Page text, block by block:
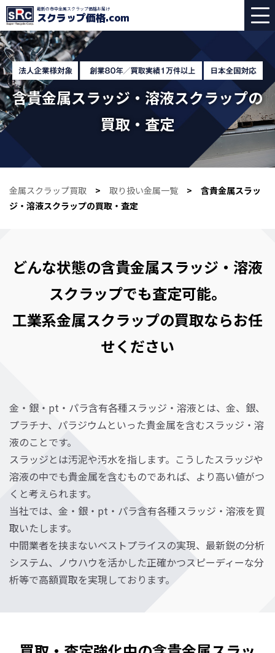
最新の市中金属スクラップ価格お届け
スクラップ価格.com
含貴金属スラッジ・溶液スクラップの
買取・査定
金属スクラップ買取 > 取り扱い金属一覧 > 含貴金属スラッ
ジ・溶液スクラップの買取・査定
どんな状態の含貴金属スラッジ・溶液
スクラップでも査定可能。
工業系金属スクラップの買取ならお任
せください
金・銀・pt・パラ含有各種スラッジ・溶液とは、金、銀、
プラチナ、パラジウムといった貴金属を含むスラッジ・溶
液のことです。
スラッジとは汚泥や汚水を指します。こうしたスラッジや
溶液の中でも貴金属を含むものであれば、より高い値がつ
くと考えられます。
当社では、金・銀・pt・パラ含有各種スラッジ・溶液を買
取いたします。
中間業者を挟まないベストプライスの実現、最新鋭の分析
システム、 ノウハウを活かした正確かつスピーディーな分
析等で高額買取を実現しております。